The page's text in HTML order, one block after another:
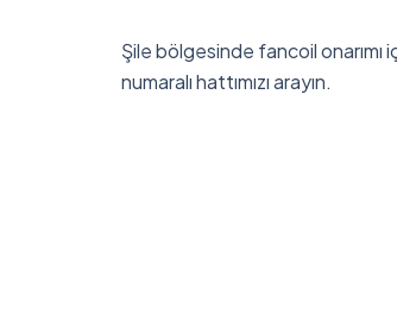
Şile bölgesinde fancoil
numaralı hattımızı arayın.